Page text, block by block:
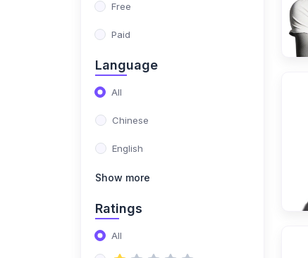
Free
Paid
Language
All
Chinese
English
Show more
Ratings
All